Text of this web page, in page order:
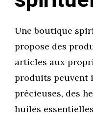
Une boutique
propose des
articles aux
produits peuvent
précieuses, des
huiles